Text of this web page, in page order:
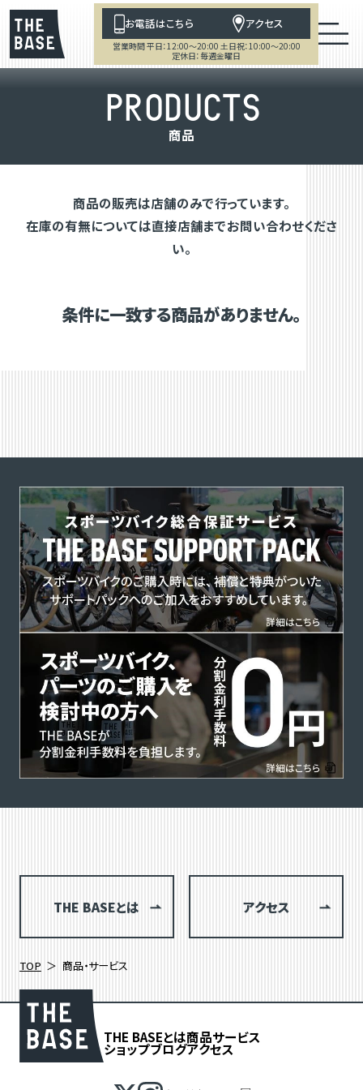
お電話はこちら アクセス
営業時間 平日：12:00～20:00 土日祝：10:00～20:00
定休日：毎週金曜日
PRODUCTS
商品
商品の販売は店舗のみで行っています。
在庫の有無については直接店舗までお問い合わせくださ
い。
条件に一致する商品がありません。
THE BASEとは アクセス
TOP 商品・サービス
THE BASEとは商品サービス
ショップブログアクセス